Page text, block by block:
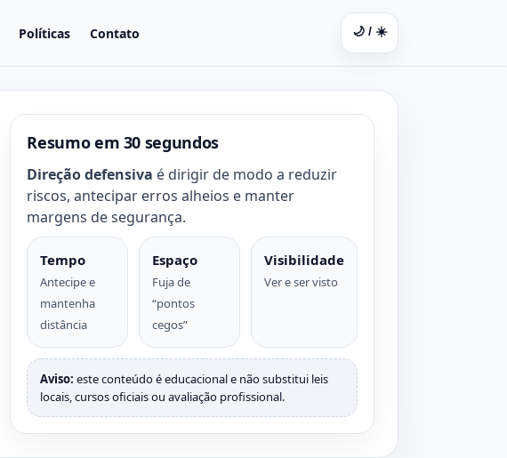
Políticas Contato 🌙 / ☀️
Resumo em 30 segundos
Direção defensiva é dirigir de modo a reduzir
riscos, antecipar erros alheios e manter
margens de segurança.
Tempo
Antecipe e
mantenha
distância
Espaço
Fuja de
“pontos
cegos”
Visibilidade
Ver e ser visto
Aviso: este conteúdo é educacional e não substitui leis
locais, cursos oficiais ou avaliação profissional.